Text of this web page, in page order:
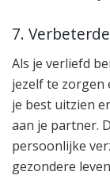
7.
Als je verliefd
jezelf te zorgen
je best uitzien
aan je partner.
persoonlijke
gezondere